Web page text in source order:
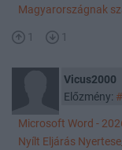
Magyarországnak
1 1
Vicus2000
Előzmény:
Microsoft Word -
Nyílt Eljárás